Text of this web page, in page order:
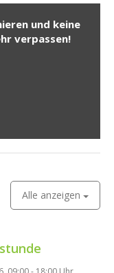
und keine
verpassen!
Alle anzeigen